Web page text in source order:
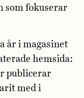
som fokuserar
år i magasinet
hemsida:
publicerar
med i